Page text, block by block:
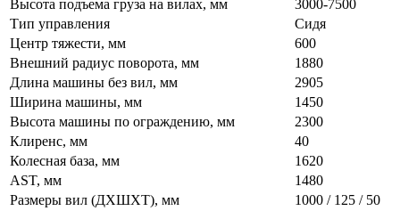
Высота подъема груза на вилах, мм
3000-7500
Тип управления
Сидя
Центр тяжести, мм
600
Внешний радиус поворота, мм
1880
Длина машины без вил, мм
2905
Ширина машины, мм
1450
Высота машины по ограждению, мм
2300
Клиренс, мм
40
Колесная база, мм
1620
AST, мм
1480
Размеры вил (ДXШXТ), мм
1000 / 125 / 50